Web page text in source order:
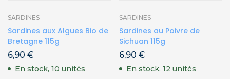
SARDINES
Sardines aux Algues Bio de
Bretagne 115g
6,90 €
En stock, 10 unités
SARDINES
Sardines au Poivre de
Sichuan 115g
6,90 €
En stock, 12 unités